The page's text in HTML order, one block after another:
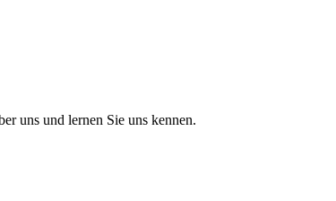
uns und lernen Sie uns kennen.